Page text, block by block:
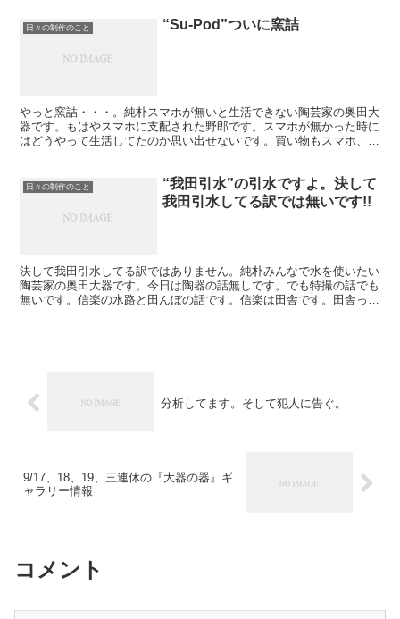
日々の制作のこと “Su-Pod”ついに窯詰
やっと窯詰・・・。純朴スマホが無いと生活できない陶芸家の奥田大
器です。もはやスマホに支配された野郎です。スマホが無かった時に
はどうやって生活してたのか思い出せないです。買い物もスマホ、ラ
日々の制作のこと
“我田引水”の引水ですよ。決して
我田引水してる訳では無いです!!
決して我田引水してる訳ではありません。純朴みんなで水を使いたい
陶芸家の奥田大器です。今日は陶器の話無しです。でも特撮の話でも
無いです。信楽の水路と田んぼの話です。信楽は田舎です。田舎って
分析してます。そして犯人に告ぐ。
9/17、18、19、三連休の『大器の器』ギ
ャラリー情報
コメント